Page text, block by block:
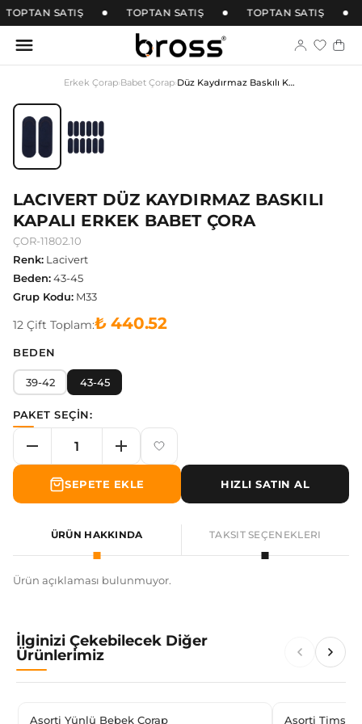
TOPTAN SATIŞ TOPTAN SATIŞ TOPTAN SATIŞ
Erkek Çorap›Babet Çorap› Düz Kaydırmaz Baskılı Kapalı Erkek Babet Çora
LACIVERT DÜZ KAYDIRMAZ BASKILI
KAPALI ERKEK BABET ÇORA
ÇOR-11802.10
Renk: Lacivert
Beden:43-45
Grup Kodu: M33
12 Çift Toplam:₺ 440.52
BEDEN
39-42 43-45
PAKET SEÇİN:
SEPETE EKLE HIZLI SATIN AL
ÜRÜN HAKKINDA TAKSIT SEÇENEKLERI
Ürün açıklaması bulunmuyor.
İlginizi Çekebilecek Diğer
Ürünlerimiz
Asorti Yünlü Bebek Çorap Asorti Timsah